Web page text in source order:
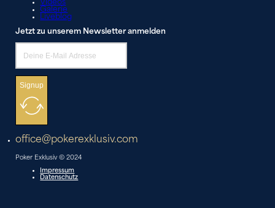
Videos
Galerie
Liveblog
Jetzt zu unserem Newsletter anmelden
Signup
office@pokerexklusiv.com
Poker Exklusiv © 2024
Impressum
Datenschutz